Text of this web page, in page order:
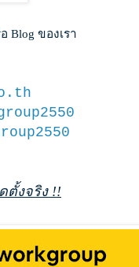
Blog ของเรา
ตั้งจริง !!